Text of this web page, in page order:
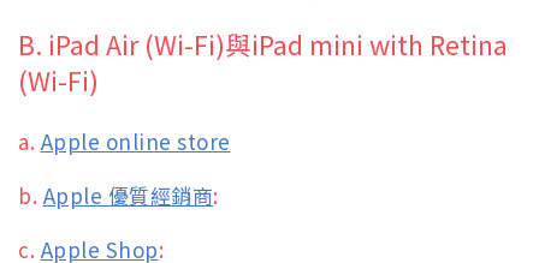
B. iPad Air (Wi-Fi)與iPad mini with Retina
(Wi-Fi)
a. Apple online store
b. Apple 優質經銷商:
c. Apple Shop: